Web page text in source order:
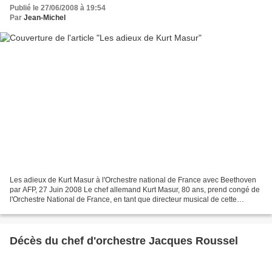
Publié le 27/06/2008 à 19:54
Par Jean-Michel
Les adieux de Kurt Masur à l'Orchestre national de France avec Beethoven
par AFP, 27 Juin 2008 Le chef allemand Kurt Masur, 80 ans, prend congé de
l'Orchestre National de France, en tant que directeur musical de cette
Décès du chef d'orchestre Jacques Roussel